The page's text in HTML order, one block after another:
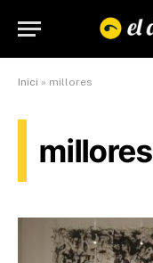
Inici » millores
millores